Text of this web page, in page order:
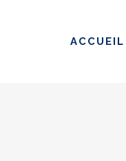
ACCUEIL